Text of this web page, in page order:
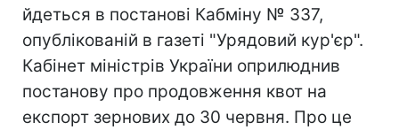
йдеться в постанові Кабміну № 337,
опублікованій в газеті "Урядовий кур'єр".
Кабінет міністрів України оприлюднив
постанову про продовження квот на
експорт зернових до 30 червня. Про це